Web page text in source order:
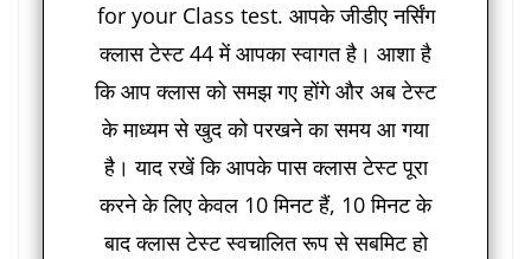
for your Class test. आपके जीडीए नर्सिंग
क्लास टेस्ट 44 में आपका स्वागत है। आशा है
कि आप क्लास को समझ गए होंगे और अब टेस्ट
के माध्यम से खुद को परखने का समय आ गया
है। याद रखें कि आपके पास क्लास टेस्ट पूरा
करने के लिए केवल 10 मिनट हैं, 10 मिनट के
बाद क्लास टेस्ट स्वचालित रूप से सबमिट हो